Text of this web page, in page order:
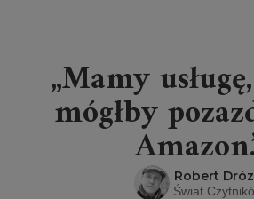
„Mamy
mógłby
Robert
Świat